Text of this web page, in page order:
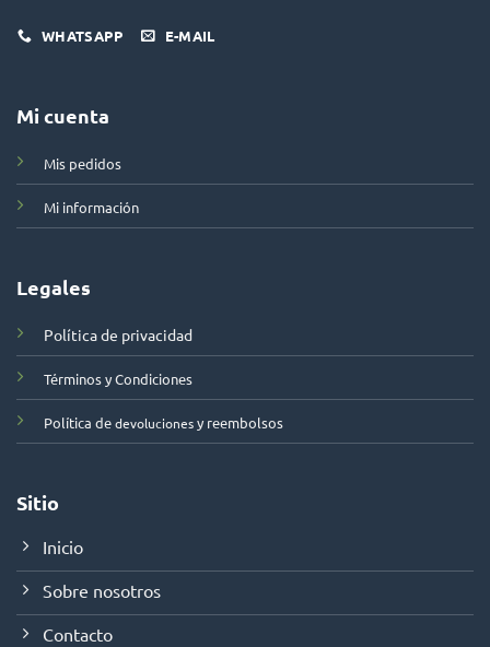
WHATSAPP E-MAIL
Mi cuenta
Mis pedidos
Mi información
Legales
Política de privacidad
Términos y Condiciones
Política dedevolucionesy reembolsos
Sitio
Inicio
Sobre nosotros
Contacto